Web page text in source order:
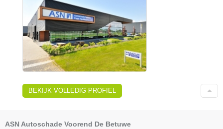
BEKIJK VOLLEDIG PROFIEL
ASN Autoschade Voorend De Betuwe